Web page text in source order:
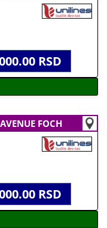
RSD
AVENUE FOCH
RSD